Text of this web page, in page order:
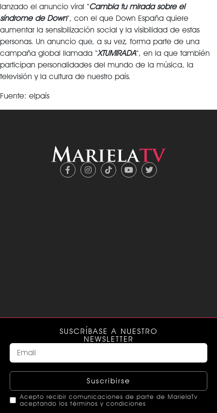
lanzado el anuncio viral “Cambia tu mirada sobre el
síndrome de Down”, con el que Down España quiere
aumentar la sensibilización social y la visibilidad de estas
personas. Un anuncio que, a su vez, forma parte de una
campaña global llamada “XTUMIRADA”, en la que también
participan personalidades del mundo de la música, la
televisión y la cultura de nuestro país.
Fuente: elpaís
SUSCRÍBASE A NUESTRO
NEWSLETTER
Suscribirse
Acepto recibir comunicaciones de parte de MarielaTv
aceptando los términos y condiciones